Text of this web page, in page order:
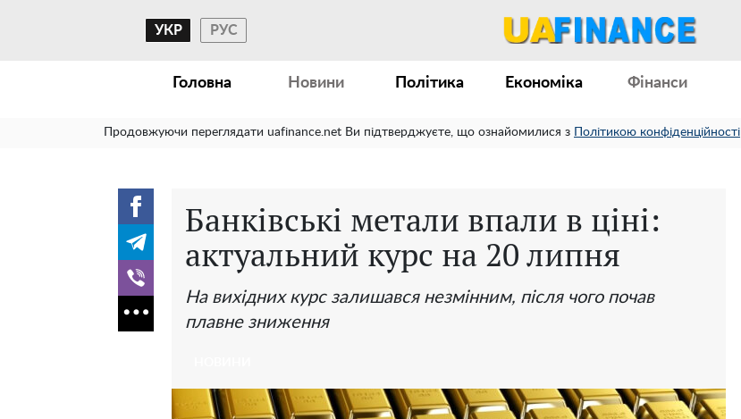
УКР РУС
Головна Новини Політика Економіка Фінанси
Продовжуючи переглядати uafinance.net Ви підтверджуєте, що ознайомилися з Політикою конфіденційності
Банківські метали впали в ціні:
актуальний курс на 20 липня
На вихідних курс залишався незмінним, після чого почав
плавне зниження